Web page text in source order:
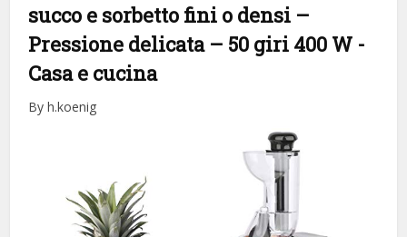
succo e sorbetto fini o densi –
Pressione delicata – 50 giri 400 W -
Casa e cucina
By h.koenig